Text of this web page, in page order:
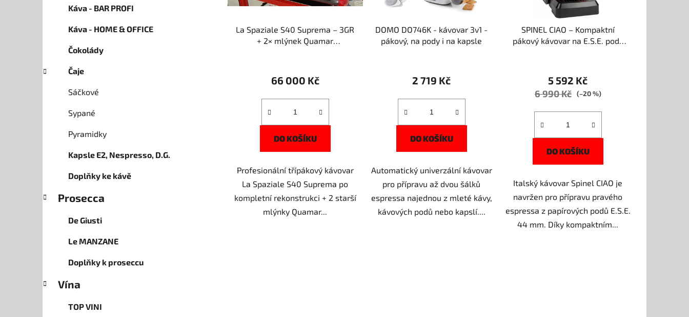
Káva - BAR PROFI
Káva - HOME & OFFICE
Čokolády
Čaje
Sáčkové
Sypané
Pyramidky
Kapsle E2, Nespresso, D.G.
Doplňky ke kávě
Prosecca
De Giusti
Le MANZANE
Doplňky k proseccu
Vína
TOP VINI
o
La Spaziale S40 Suprema – 3GR
+ 2× mlýnek Quamar
66 000 Kč
DO KOŠÍKU
Profesionální třípákový kávovar
La Spaziale S40 Suprema po
kompletní rekonstrukci + 2 starší
mlýnky Quamar...
DOMO DO746K - kávovar 3v1 -
pákový, na pody i na kapsle
2 719 Kč
DO KOŠÍKU
Automatický univerzální kávovar
pro přípravu až dvou šálků
espressa najednou z mleté kávy,
kávových podů nebo kapslí....
SPINEL CIAO – Kompaktní
pákový kávovar na E.S.E. pody
5 592 Kč
6 990 Kč (–20 %)
DO KOŠÍKU
Italský kávovar Spinel CIAO je
navržen pro přípravu pravého
espressa z papírových podů E.S.E.
44 mm. Díky kompaktním...